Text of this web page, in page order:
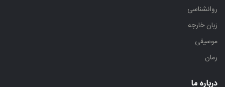
روانشناسی
زبان خارجه
موسیقی
رمان
درباره ما